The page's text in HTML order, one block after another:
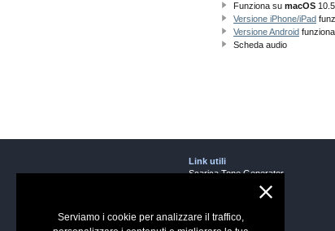
Funziona su macOS
Versione iPhone/iPad
Versione Android
Scheda audio
Link utili
Scarica Tone Generator
Software Audio
Serviamo i cookie per analizzare il traffico,